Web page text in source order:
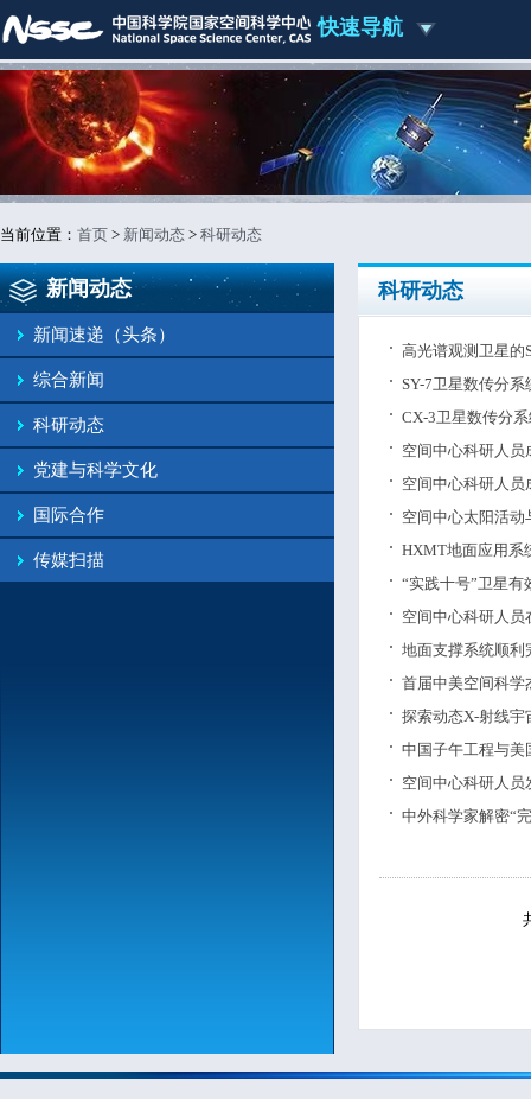
快速导航
当前位置： 首页 > 新闻动态 > 科研动态
新闻动态
新闻速递（头条）
综合新闻
科研动态
党建与科学文化
国际合作
传媒扫描
科研动态
高光谱观测卫星的
SY-7卫星数传分
CX-3卫星数传分
空间中心科研人
空间中心科研人
空间中心太阳活
HXMT地面应用系
“实践十号”卫星
空间中心科研人
地面支撑系统顺利
首届中美空间科学
探索动态X-射线宇
中国子午工程与美
空间中心科研人
中外科学家解密“